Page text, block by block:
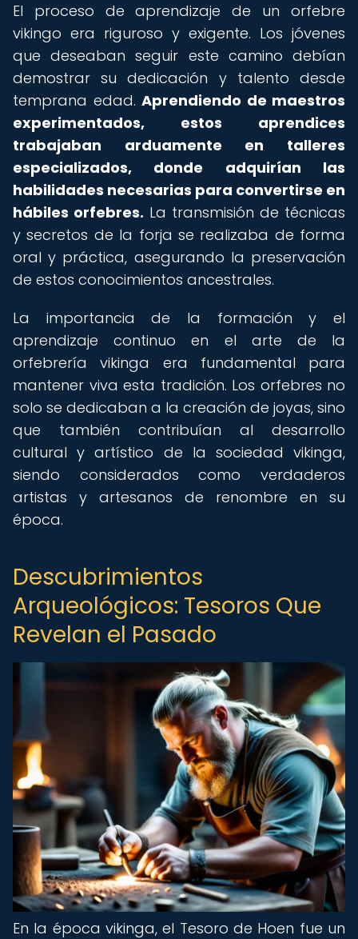
El proceso de aprendizaje de un orfebre
vikingo era riguroso y exigente. Los jóvenes
que deseaban seguir este camino debían
demostrar su dedicación y talento desde
temprana edad. Aprendiendo de maestros
experimentados, estos aprendices
trabajaban arduamente en talleres
especializados, donde adquirían las
habilidades necesarias para convertirse en
hábiles orfebres. La transmisión de técnicas
y secretos de la forja se realizaba de forma
oral y práctica, asegurando la preservación
de estos conocimientos ancestrales.
La importancia de la formación y el
aprendizaje continuo en el arte de la
orfebrería vikinga era fundamental para
mantener viva esta tradición. Los orfebres no
solo se dedicaban a la creación de joyas, sino
que también contribuían al desarrollo
cultural y artístico de la sociedad vikinga,
siendo considerados como verdaderos
artistas y artesanos de renombre en su
época.
Descubrimientos
Arqueológicos: Tesoros Que
Revelan el Pasado
En la época vikinga, el Tesoro de Hoen fue un